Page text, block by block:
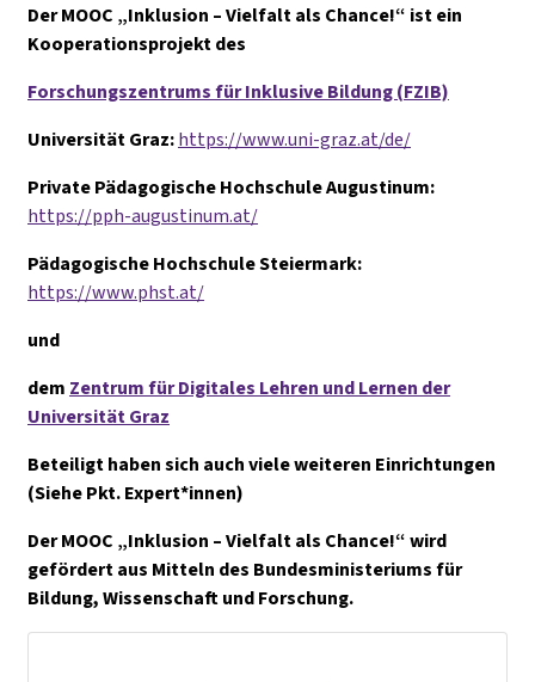
Der MOOC „Inklusion – Vielfalt als Chance!“ ist ein
Kooperationsprojekt des
Forschungszentrums für Inklusive Bildung (FZIB)
Universität Graz:https://www.uni-graz.at/de/
Private Pädagogische Hochschule Augustinum:
https://pph-augustinum.at/
Pädagogische Hochschule Steiermark:
https://www.phst.at/
und
dem Zentrum für Digitales Lehren und Lernen der
Universität Graz
Beteiligt haben sich auch viele weiteren Einrichtungen
(Siehe Pkt. Expert*innen)
Der MOOC „Inklusion – Vielfalt als Chance!“ wird
gefördert aus Mitteln des Bundesministeriums für
Bildung, Wissenschaft und Forschung.